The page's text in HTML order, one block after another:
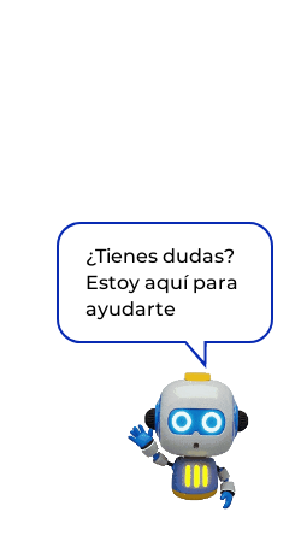
¿Tienes dudas?
Estoy aquí para
ayudarte